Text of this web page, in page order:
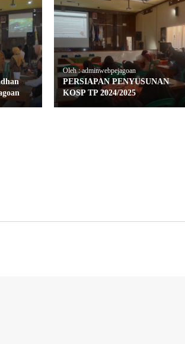
Oleh : adminwebpejagoan
PERSIAPAN PENYUSUNAN
KOSP TP 2024/2025